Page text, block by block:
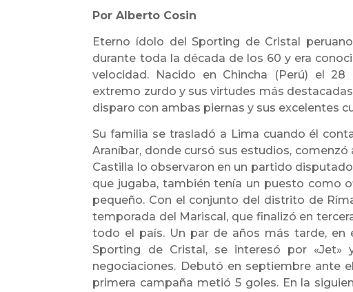
Por Alberto Cosin
Eterno ídolo del Sporting de Cristal
durante toda la década de los 60 y era
velocidad. Nacido en Chincha (Perú) el
extremo zurdo y sus virtudes más
disparo con ambas piernas y sus excelentes
Su familia se trasladó a Lima cuando él
Araníbar, donde cursó sus estudios,
Castilla lo observaron en un partido
que jugaba, también tenía un puesto como
pequeño. Con el conjunto del distrito de
temporada del Mariscal, que finalizó en
todo el país. Un par de años más tarde, en
Sporting de Cristal, se interesó por «Jet»
negociaciones. Debutó en septiembre ante
primera campaña metió 5 goles. En la